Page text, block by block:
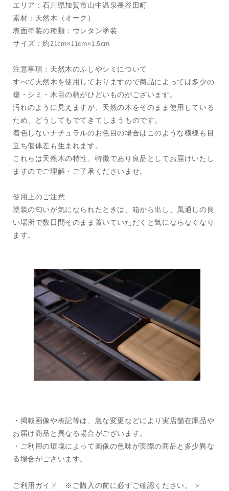
エリア：石川県加賀市山中温泉長谷田町
素材：天然木（オーク）
表面塗装の種類：ウレタン塗装
サイズ：約21cm×11cm×1.5cm
注意事項：天然木のふしやシミについて
すべて天然木を使用しておりますので商品によっては多少の
傷・シミ・木目の柄がひどいものがございます。
汚れのように見えますが、天然の木をそのまま使用している
ため、どうしてもでてきてしまうものです。
着色しないナチュラルのお色目の場合はこのような模様も目
立ち個体差も生まれます。
これらは天然木の特性、特徴であり良品としてお届けいたし
ますのでご理解・ご了承くださいませ。
使用上のご注意
塗装の匂いが気になられたときは、箱から出し、風通しの良
い場所で数日間そのまま置いていただくと気にならなくなり
ます。
・掲載画像や表記等は、急な変更などにより実店舗在庫品や
お届け商品と異なる場合がございます。
・ご利用の環境によって画像の色味が実際の商品と多少異な
る場合がございます。
ご利用ガイド ※ご購入の前に必ずご確認ください。 ＞